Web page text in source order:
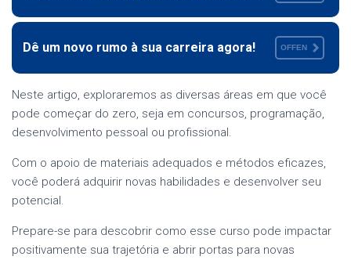
Dê um novo rumo à sua carreira agora! OFFEN
Neste artigo, exploraremos as diversas áreas em que você
pode começar do zero, seja em concursos, programação,
desenvolvimento pessoal ou profissional.
Com o apoio de materiais adequados e métodos eficazes,
você poderá adquirir novas habilidades e desenvolver seu
potencial.
Prepare-se para descobrir como esse curso pode impactar
positivamente sua trajetória e abrir portas para novas